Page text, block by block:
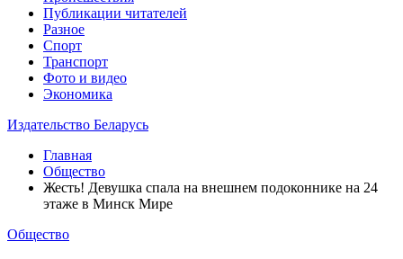
Публикации читателей
Разное
Спорт
Транспорт
Фото и видео
Экономика
Издательство Беларусь
Главная
Общество
Жесть! Девушка спала на внешнем подоконнике на 24
этаже в Минск Мире
Общество